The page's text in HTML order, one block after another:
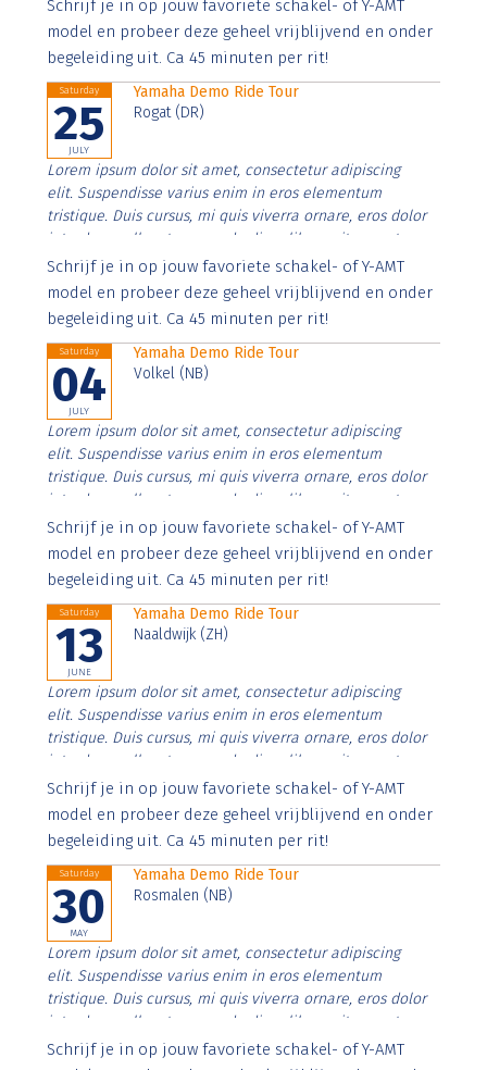
imperdiet. Nunc ut sem vitae risus tristique posuere.
Schrijf je in op jouw favoriete schakel- of Y-AMT
model en probeer deze geheel vrijblijvend en onder
begeleiding uit. Ca 45 minuten per rit!
Saturday
25
JULY
Yamaha Demo Ride Tour
Rogat (DR)
Lorem ipsum dolor sit amet, consectetur adipiscing
elit. Suspendisse varius enim in eros elementum
tristique. Duis cursus, mi quis viverra ornare, eros dolor
interdum nulla, ut commodo diam libero vitae erat.
Aenean faucibus nibh et justo cursus id rutrum lorem
imperdiet. Nunc ut sem vitae risus tristique posuere.
Schrijf je in op jouw favoriete schakel- of Y-AMT
model en probeer deze geheel vrijblijvend en onder
begeleiding uit. Ca 45 minuten per rit!
Saturday
04
JULY
Yamaha Demo Ride Tour
Volkel (NB)
Lorem ipsum dolor sit amet, consectetur adipiscing
elit. Suspendisse varius enim in eros elementum
tristique. Duis cursus, mi quis viverra ornare, eros dolor
interdum nulla, ut commodo diam libero vitae erat.
Aenean faucibus nibh et justo cursus id rutrum lorem
imperdiet. Nunc ut sem vitae risus tristique posuere.
Schrijf je in op jouw favoriete schakel- of Y-AMT
model en probeer deze geheel vrijblijvend en onder
begeleiding uit. Ca 45 minuten per rit!
Saturday
13
JUNE
Yamaha Demo Ride Tour
Naaldwijk (ZH)
Lorem ipsum dolor sit amet, consectetur adipiscing
elit. Suspendisse varius enim in eros elementum
tristique. Duis cursus, mi quis viverra ornare, eros dolor
interdum nulla, ut commodo diam libero vitae erat.
Aenean faucibus nibh et justo cursus id rutrum lorem
imperdiet. Nunc ut sem vitae risus tristique posuere.
Schrijf je in op jouw favoriete schakel- of Y-AMT
model en probeer deze geheel vrijblijvend en onder
begeleiding uit. Ca 45 minuten per rit!
Saturday
30
MAY
Yamaha Demo Ride Tour
Rosmalen (NB)
Lorem ipsum dolor sit amet, consectetur adipiscing
elit. Suspendisse varius enim in eros elementum
tristique. Duis cursus, mi quis viverra ornare, eros dolor
interdum nulla, ut commodo diam libero vitae erat.
Aenean faucibus nibh et justo cursus id rutrum lorem
Schrijf je in op jouw favoriete schakel- of Y-AMT